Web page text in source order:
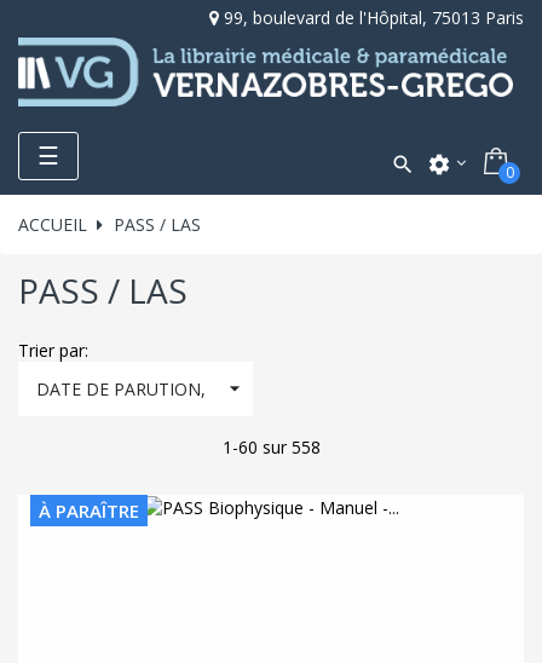
99, boulevard de l'Hôpital, 75013 Paris
Toggle
navigation
☰  settings 0
ACCUEIL PASS / LAS
PASS / LAS
Trier par:
DATE DE PARUTION,

1-60 sur 558
À PARAÎTRE